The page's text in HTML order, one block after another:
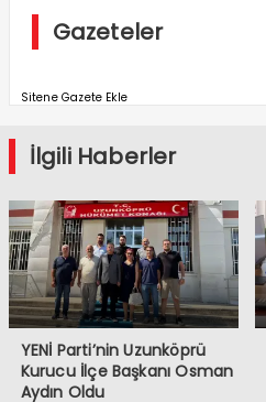
Gazeteler
Sitene Gazete Ekle
İlgili Haberler
YENİ Parti’nin Uzunköprü
Kurucu İlçe Başkanı Osman
Aydın Oldu